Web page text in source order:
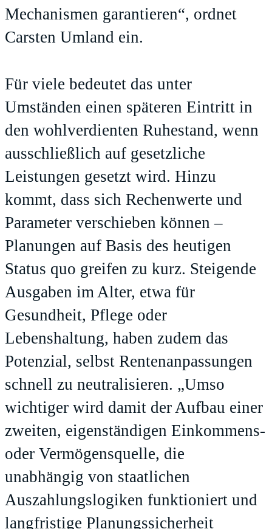
Mechanismen garantieren“, ordnet
Carsten Umland ein.
Für viele bedeutet das unter
Umständen einen späteren Eintritt in
den wohlverdienten Ruhestand, wenn
ausschließlich auf gesetzliche
Leistungen gesetzt wird. Hinzu
kommt, dass sich Rechenwerte und
Parameter verschieben können –
Planungen auf Basis des heutigen
Status quo greifen zu kurz. Steigende
Ausgaben im Alter, etwa für
Gesundheit, Pflege oder
Lebenshaltung, haben zudem das
Potenzial, selbst Rentenanpassungen
schnell zu neutralisieren. „Umso
wichtiger wird damit der Aufbau einer
zweiten, eigenständigen Einkommens-
oder Vermögensquelle, die
unabhängig von staatlichen
Auszahlungslogiken funktioniert und
langfristige Planungssicherheit